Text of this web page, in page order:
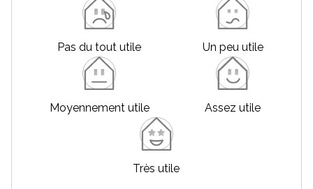
Pas du tout utile Un peu utile
Moyennement utile Assez utile
Très utile